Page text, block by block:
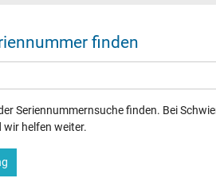
finden
Seriennummernsuche finden. Bei
helfen weiter.